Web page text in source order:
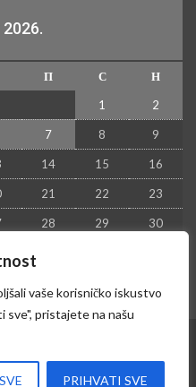
vaše korisničko iskustvo
sve", pristajete na našu
PRIHVATI SVE
2026.
П С
Н
1
2
7 8 9
14 15 16
21 22 23
28 29 30
Hosting-Srbija